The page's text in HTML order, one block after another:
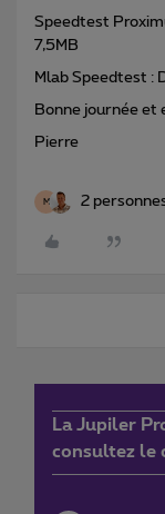
Speedtest
7,5MB
Mlab Speedtest :
Bonne journée et
Pierre
M 2
La Jupiler
consultez le